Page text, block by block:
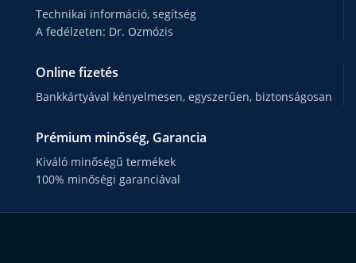
Technikai információ, segítség
A fedélzeten: Dr. Ozmózis
Online fizetés
Bankkártyával kényelmesen, egyszerűen, biztonságosan
Prémium minőség, Garancia
Kiváló minőségű termékek
100% minőségi garanciával